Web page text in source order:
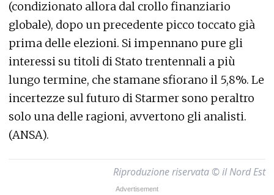
(condizionato allora dal crollo finanziario
globale), dopo un precedente picco toccato già
prima delle elezioni. Si impennano pure gli
interessi su titoli di Stato trentennali a più
lungo termine, che stamane sfiorano il 5,8%. Le
incertezze sul futuro di Starmer sono peraltro
solo una delle ragioni, avvertono gli analisti.
(ANSA).
Riproduzione riservata © il Nord Est